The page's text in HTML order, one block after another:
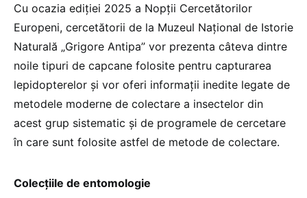
Cu ocazia ediției 2025 a Nopții Cercetătorilor
Europeni, cercetătorii de la Muzeul Național de Istorie
Naturală „Grigore Antipa” vor prezenta câteva dintre
noile tipuri de capcane folosite pentru capturarea
lepidopterelor și vor oferi informații inedite legate de
metodele moderne de colectare a insectelor din
acest grup sistematic și de programele de cercetare
în care sunt folosite astfel de metode de colectare.
Colecțiile de entomologie